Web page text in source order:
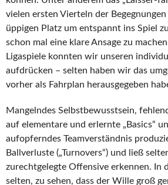
vielen ersten Vierteln der
üppigen Platz um entspannt ins Spiel
schon mal eine klare Ansage zu
Ligaspiele konnten wir unseren
aufdrücken – selten haben wir das
vorher als Fahrplan herausgegeben
Mangelndes Selbstbewusstsein,
auf elementare und erlernte „Basics“
aufopferndes Teamverständnis
Ballverluste („Turnovers“) und ließ
zurechtgelegte Offensive erkennen. In
selten, zu sehen, dass der Wille groß